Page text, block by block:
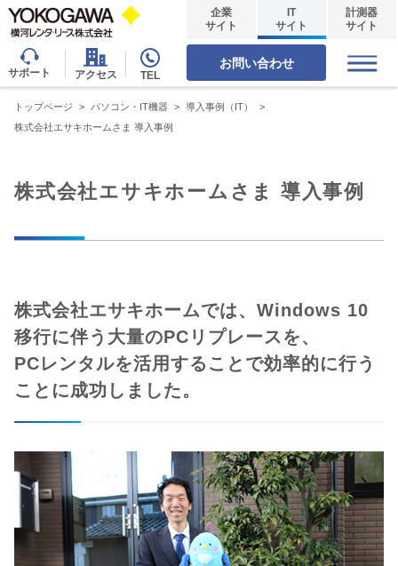
サポート アクセス TEL
企業
サイト
IT
サイト
計測器
サイト
お問い合わせ
トップページ > パソコン・IT機器 > 導入事例（IT）
>
株式会社エサキホームさま 導入事例
株式会社エサキホームさま 導入事例
株式会社エサキホームでは、Windows 10
移行に伴う大量のPCリプレースを、
PCレンタルを活用することで効率的に行う
ことに成功しました。